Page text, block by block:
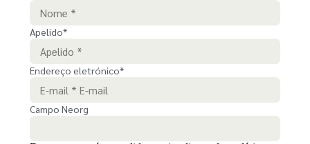
Apelido*
Endereço eletrónico*
Campo Neorg